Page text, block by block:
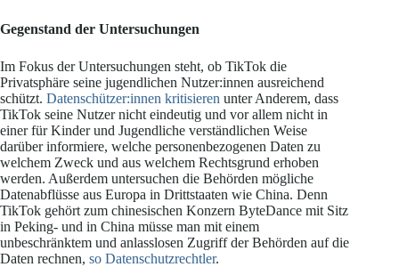
Gegenstand der Untersuchungen
Im Fokus der Untersuchungen steht, ob TikTok die
Privatsphäre seine jugendlichen Nutzer:innen ausreichend
schützt. Datenschützer:innen kritisieren unter Anderem, dass
TikTok seine Nutzer nicht eindeutig und vor allem nicht in
einer für Kinder und Jugendliche verständlichen Weise
darüber informiere, welche personenbezogenen Daten zu
welchem Zweck und aus welchem Rechtsgrund erhoben
werden. Außerdem untersuchen die Behörden mögliche
Datenabflüsse aus Europa in Drittstaaten wie China. Denn
TikTok gehört zum chinesischen Konzern ByteDance mit Sitz
in Peking- und in China müsse man mit einem
unbeschränktem und anlasslosen Zugriff der Behörden auf die
Daten rechnen, so Datenschutzrechtler.